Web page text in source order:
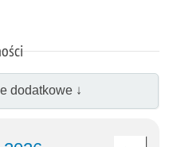
dodatkowe ↓